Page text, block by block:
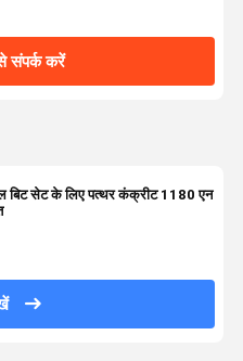
संपर्क करें
बिट सेट के लिए पत्थर कंक्रीट 1180 एन